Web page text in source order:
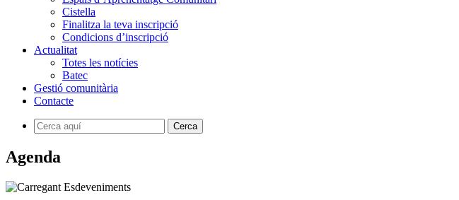
Cistella
Finalitza la teva inscripció
Condicions d’inscripció
Actualitat
Totes les notícies
Batec
Gestió comunitària
Contacte
Agenda